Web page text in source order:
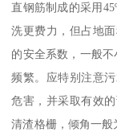
直钢筋制成的采用
洗更费力，但占地
的安全系数，一般
频繁。应特别注意
危害，并采取有效
清渣格栅，倾角一般